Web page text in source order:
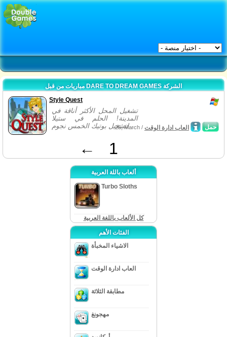
مباريات من قبل DARE TO DREAM GAMES الشركة
Style Quest
تشغيل المحل الأكثر أناقة في
المدينة! الحلم في ستيلا
لتشغيل بوتيك الخمس نجوم...
حمل 25, March / العاب ادارة الوقت
← 1
ألعاب باللة العربية
Turbo Sloths
كل الألعاب باللغة العربية
الفئات الأهم
الاشياء المخبأة
العاب ادارة الوقت
مطابقة الثلاثة
مهجونغ